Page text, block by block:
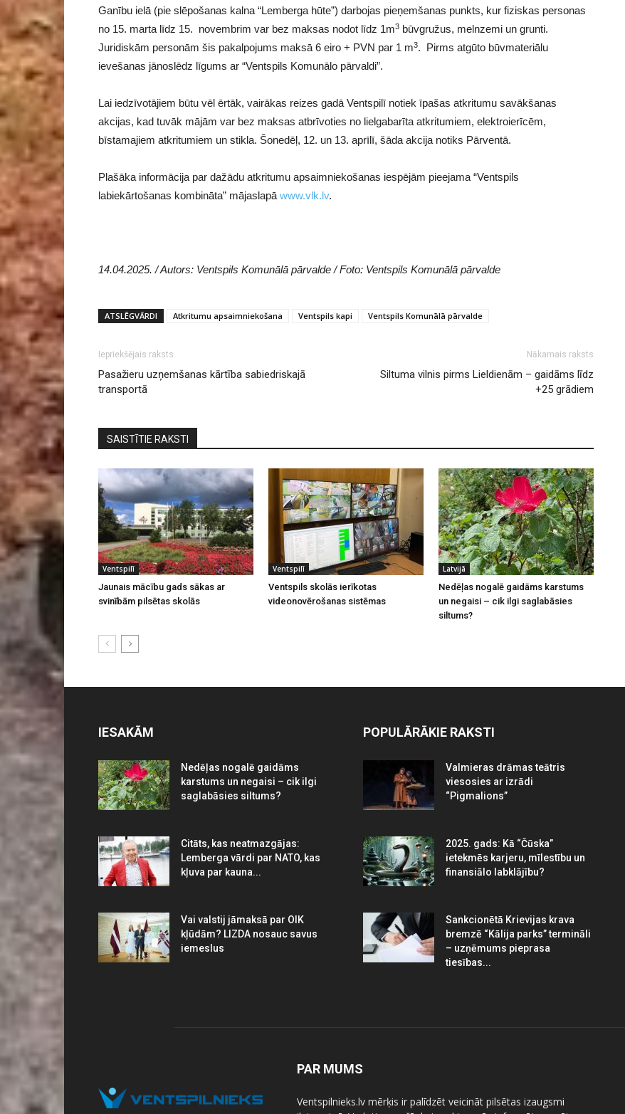
Ganību ielā (pie slēpošanas kalna “Lemberga hūte”) darbojas pieņemšanas punkts, kur fiziskas personas
no 15. marta līdz 15. novembrim var bez maksas nodot līdz 1m3 būvgružus, melnzemi un grunti.
Juridiskām personām šis pakalpojums maksā 6 eiro + PVN par 1 m3. Pirms atgūto būvmateriālu
ievešanas jānoslēdz līgums ar “Ventspils Komunālo pārvaldi”.
Lai iedzīvotājiem būtu vēl ērtāk, vairākas reizes gadā Ventspilī notiek īpašas atkritumu savākšanas
akcijas, kad tuvāk mājām var bez maksas atbrīvoties no lielgabarīta atkritumiem, elektroierīcēm,
bīstamajiem atkritumiem un stikla. Šonedēļ, 12. un 13. aprīlī, šāda akcija notiks Pārventā.
Plašāka informācija par dažādu atkritumu apsaimniekošanas iespējām pieejama “Ventspils
labiekārtošanas kombināta” mājaslapā www.vlk.lv.
​​​​​​​14.04.2025. / Autors: Ventspils Komunālā pārvalde / Foto: Ventspils Komunālā pārvalde
ATSLĒGVĀRDI Atkritumu apsaimniekošana Ventspils kapi Ventspils Komunālā pārvalde
Iepriekšējais raksts
Pasažieru uzņemšanas kārtība sabiedriskajā
transportā
Nākamais raksts
Siltuma vilnis pirms Lieldienām – gaidāms līdz
+25 grādiem
SAISTĪTIE RAKSTI
Ventspilī
Jaunais mācību gads sākas ar
svinībām pilsētas skolās
Ventspilī
Ventspils skolās ierīkotas
videonovērošanas sistēmas
Latvijā
Nedēļas nogalē gaidāms karstums
un negaisi – cik ilgi saglabāsies
siltums?
IESAKĀM
Nedēļas nogalē gaidāms
karstums un negaisi – cik ilgi
saglabāsies siltums?
Citāts, kas neatmazgājas:
Lemberga vārdi par NATO, kas
kļuva par kauna...
Vai valstij jāmaksā par OIK
kļūdām? LIZDA nosauc savus
iemeslus
POPULĀRĀKIE RAKSTI
Valmieras drāmas teātris
viesosies ar izrādi
“Pigmalions”
2025. gads: Kā “Čūska”
ietekmēs karjeru, mīlestību un
finansiālo labklājību?
Sankcionētā Krievijas krava
bremzē “Kālija parks” termināli
– uzņēmums pieprasa
tiesības...
PAR MUMS
Ventspilnieks.lv mērķis ir palīdzēt veicināt pilsētas izaugsmi